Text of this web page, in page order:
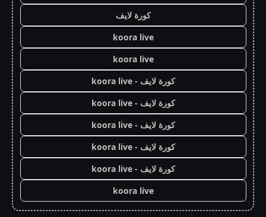
كورة لايف
koora live
koora live
كورة لايف - koora live
كورة لايف - koora live
كورة لايف - koora live
كورة لايف - koora live
كورة لايف - koora live
koora live